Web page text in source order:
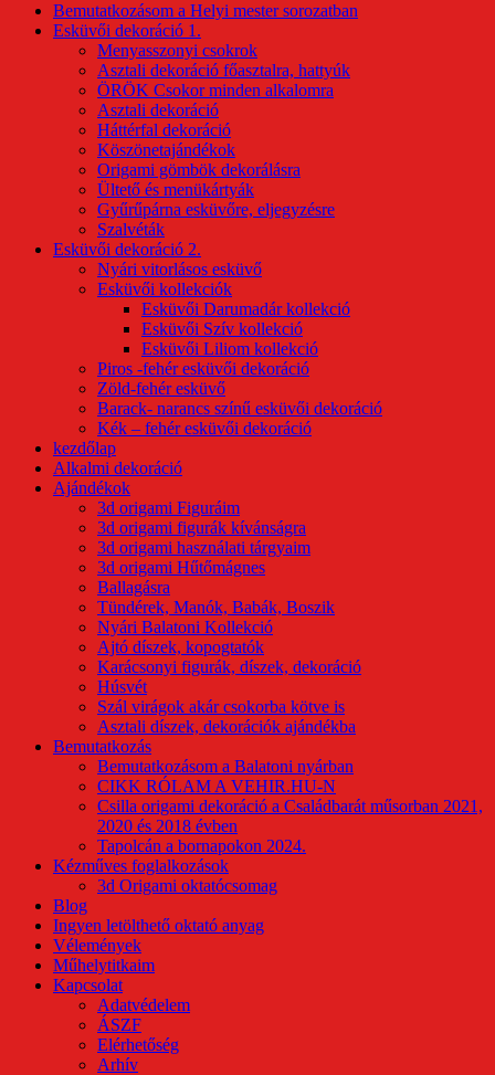
Bemutatkozásom a Helyi mester sorozatban
Esküvői dekoráció 1.
Menyasszonyi csokrok
Asztali dekoráció főasztalra, hattyúk
ÖRÖK Csokor minden alkalomra
Asztali dekoráció
Háttérfal dekoráció
Köszönetajándékok
Origami gömbök dekorálásra
Ültető és menükártyák
Gyűrűpárna esküvőre, eljegyzésre
Szalvéták
Esküvői dekoráció 2.
Nyári vitorlásos esküvő
Esküvői kollekciók
Esküvői Darumadár kollekció
Esküvői Szív kollekció
Esküvői Liliom kollekció
Piros -fehér esküvői dekoráció
Zöld-fehér esküvő
Barack- narancs színű esküvői dekoráció
Kék – fehér esküvői dekoráció
kezdőlap
Alkalmi dekoráció
Ajándékok
3d origami Figuráim
3d origami figurák kívánságra
3d origami használati tárgyaim
3d origami Hűtőmágnes
Ballagásra
Tündérek, Manók, Babák, Boszik
Nyári Balatoni Kollekció
Ajtó díszek, kopogtatók
Karácsonyi figurák, díszek, dekoráció
Húsvét
Szál virágok akár csokorba kötve is
Asztali díszek, dekorációk ajándékba
Bemutatkozás
Bemutatkozásom a Balatoni nyárban
CIKK RÓLAM A VEHIR.HU-N
Csilla origami dekoráció a Családbarát műsorban 2021,
2020 és 2018 évben
Tapolcán a bornapokon 2024.
Kézműves foglalkozások
3d Origami oktatócsomag
Blog
Ingyen letölthető oktató anyag
Vélemények
Műhelytitkaim
Kapcsolat
Adatvédelem
ÁSZF
Elérhetőség
Arhív